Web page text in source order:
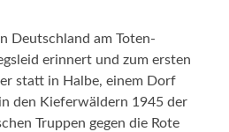
Deutschland am Toten-
erinnert und zum ersten
statt in Halbe, einem Dorf
den Kieferwäldern 1945 der
Truppen gegen die Rote